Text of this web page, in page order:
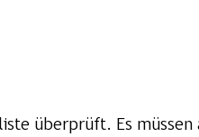
überprüft. Es